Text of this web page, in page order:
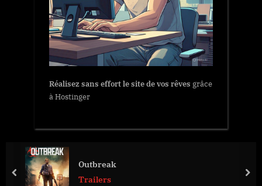
Réalisez sans effort le site de vos rêves grâce
à Hostinger
Outbreak
Trailers
prev